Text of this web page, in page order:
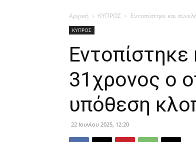
Αρχική ΚΥΠΡΟΣ Εντοπίστηκε και
ΚΥΠΡΟΣ
31χρονος ο
υπόθεση
22 Ιουνίου 2025, 12:20